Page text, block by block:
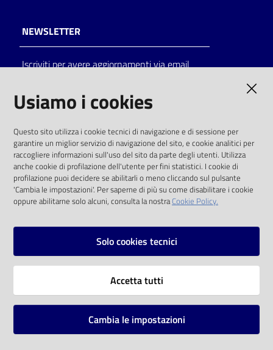
Catalogo
on line
Eventi
Chiedi al
bibliotecario
NEWSLETTER
Iscriviti per avere aggiornamenti via email
solo alle condizioni previste dalla direttiva
comunitaria 2003/98/CE e dal d.lgs. 36/2006
SOCIAL
Instagram
Vai alla pagina
Mappa del sito
Usiamo i cookies
Questo sito utilizza i cookie tecnici di navigazione e di sessione per
garantire un miglior servizio di navigazione del sito, e cookie analitici per
raccogliere informazioni sull'uso del sito da parte degli utenti. Utilizza
anche cookie di profilazione dell'utente per fini statistici. I cookie di
profilazione puoi decidere se abilitarli o meno cliccando sul pulsante
'Cambia le impostazioni'. Per saperne di più su come disabilitare i cookie
oppure abilitarne solo alcuni, consulta la nostraCookie Policy.
Solo cookies tecnici
Accetta tutti
Cambia le impostazioni